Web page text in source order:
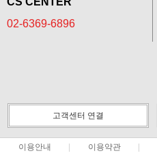
02-6369-6896
고객센터 연결
이용안내 이용약관